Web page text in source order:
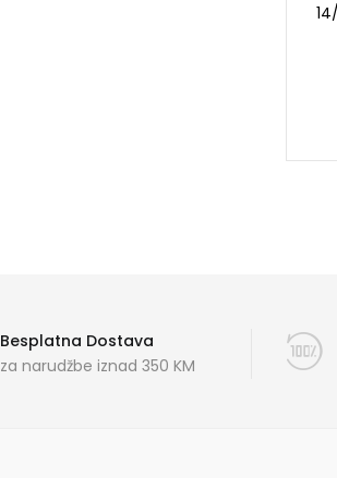
Besplatna Dostava
za narudžbe iznad 350 KM